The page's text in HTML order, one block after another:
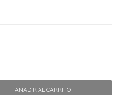
AÑADIR AL CARRITO